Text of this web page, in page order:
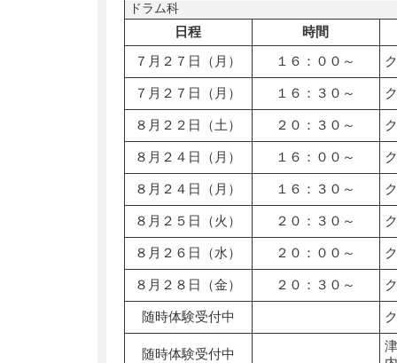
ドラム科
日程
時間
７月２７日（月）
１６：００～
７月２７日（月） １６：３０～
８月２２日（土） ２０：３０～
８月２４日（月） １６：００～
８月２４日（月） １６：３０～
８月２５日（火） ２０：３０～
８月２６日（水） ２０：００～
８月２８日（金） ２０：３０～
随時体験受付中
随時体験受付中